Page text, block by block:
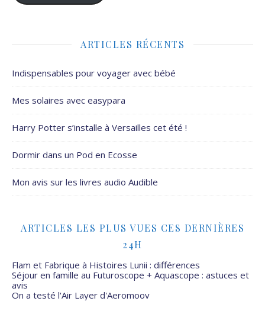
ARTICLES RÉCENTS
Indispensables pour voyager avec bébé
Mes solaires avec easypara
Harry Potter s’installe à Versailles cet été !
Dormir dans un Pod en Ecosse
Mon avis sur les livres audio Audible
ARTICLES LES PLUS VUES CES DERNIÈRES
24H
Flam et Fabrique à Histoires Lunii : différences
Séjour en famille au Futuroscope + Aquascope : astuces et
avis
On a testé l'Air Layer d'Aeromoov